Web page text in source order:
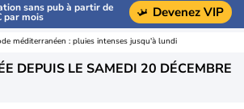
sans pub à partir de
par mois Devenez VIP
méditerranéen : pluies intenses jusqu'à lundi
DEPUIS LE SAMEDI 20 DÉCEMBRE